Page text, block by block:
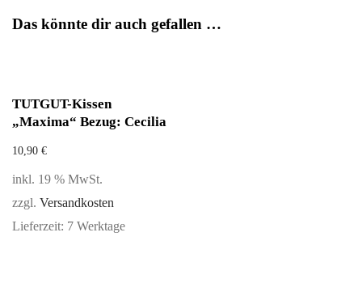
Das könnte dir auch gefallen …
TUTGUT-Kissen
„Maxima“ Bezug: Cecilia
10,90 €
inkl. 19 % MwSt.
zzgl. Versandkosten
Lieferzeit: 7 Werktage